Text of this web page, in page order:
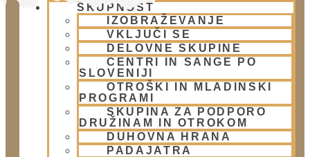
SKUPNOST
IZOBRAŽEVANJE
VKLJUČI SE
DELOVNE SKUPINE
CENTRI IN SANGE PO
SLOVENIJI
OTROŠKI IN MLADINSKI
PROGRAMI
SKUPINA ZA PODPORO
DRUŽINAM IN OTROKOM
DUHOVNA HRANA
PADAJATRA
Klikni gumb spodaj.
Doniraj